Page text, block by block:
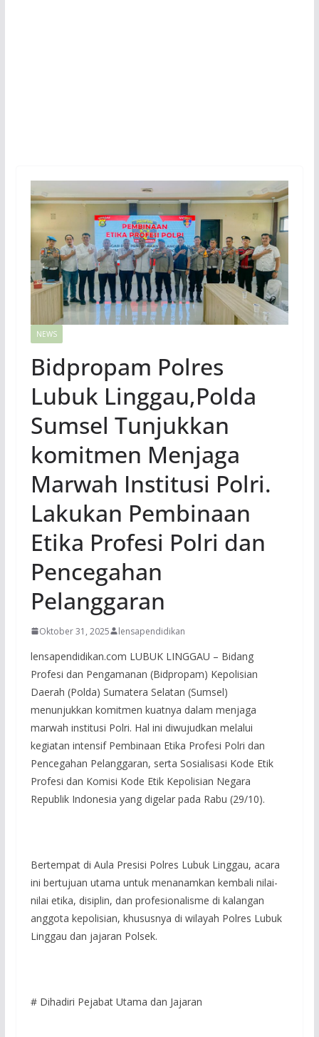
NEWS
Bidpropam Polres
Lubuk Linggau,Polda
Sumsel Tunjukkan
komitmen Menjaga
Marwah Institusi Polri.
Lakukan Pembinaan
Etika Profesi Polri dan
Pencegahan
Pelanggaran
Oktober 31, 2025 lensapendidikan
lensapendidikan.com LUBUK LINGGAU – Bidang
Profesi dan Pengamanan (Bidpropam) Kepolisian
Daerah (Polda) Sumatera Selatan (Sumsel)
menunjukkan komitmen kuatnya dalam menjaga
marwah institusi Polri. Hal ini diwujudkan melalui
kegiatan intensif Pembinaan Etika Profesi Polri dan
Pencegahan Pelanggaran, serta Sosialisasi Kode Etik
Profesi dan Komisi Kode Etik Kepolisian Negara
Republik Indonesia yang digelar pada Rabu (29/10).
Bertempat di Aula Presisi Polres Lubuk Linggau, acara
ini bertujuan utama untuk menanamkan kembali nilai-
nilai etika, disiplin, dan profesionalisme di kalangan
anggota kepolisian, khususnya di wilayah Polres Lubuk
Linggau dan jajaran Polsek.
# Dihadiri Pejabat Utama dan Jajaran